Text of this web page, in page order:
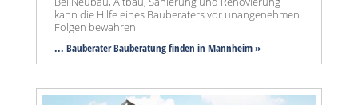
kann die Hilfe eines Bauberaters vor unangenehmen
Folgen bewahren.
... Bauberater Bauberatung finden in Mannheim »